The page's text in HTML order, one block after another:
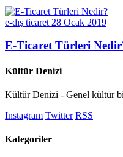
e-dış ticaret 28 Ocak 2019
E-Ticaret Türleri
Kültür Denizi
Kültür Denizi - Genel kültür
Instagram Twitter RSS
Kategoriler